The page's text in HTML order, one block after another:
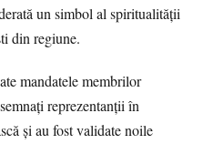
un simbol al spiritualității
din regiune.
mandatele membrilor
reprezentanții în
și au fost validate noile